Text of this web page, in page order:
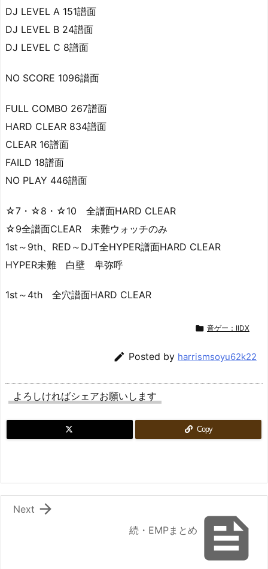
DJ LEVEL A 151譜面
DJ LEVEL B 24譜面
DJ LEVEL C 8譜面
NO SCORE 1096譜面
FULL COMBO 267譜面
HARD CLEAR 834譜面
CLEAR 16譜面
FAILD 18譜面
NO PLAY 446譜面
☆7・☆8・☆10 全譜面HARD CLEAR
☆9全譜面CLEAR 未難ウォッチのみ
1st～9th、RED～DJT全HYPER譜面HARD CLEAR
HYPER未難 白壁 卑弥呼
1st～4th 全穴譜面HARD CLEAR
 音ゲー：IIDX
 Posted by harrismsoyu62k22
よろしければシェアお願いします
Copy

続・EMPまとめ

Next